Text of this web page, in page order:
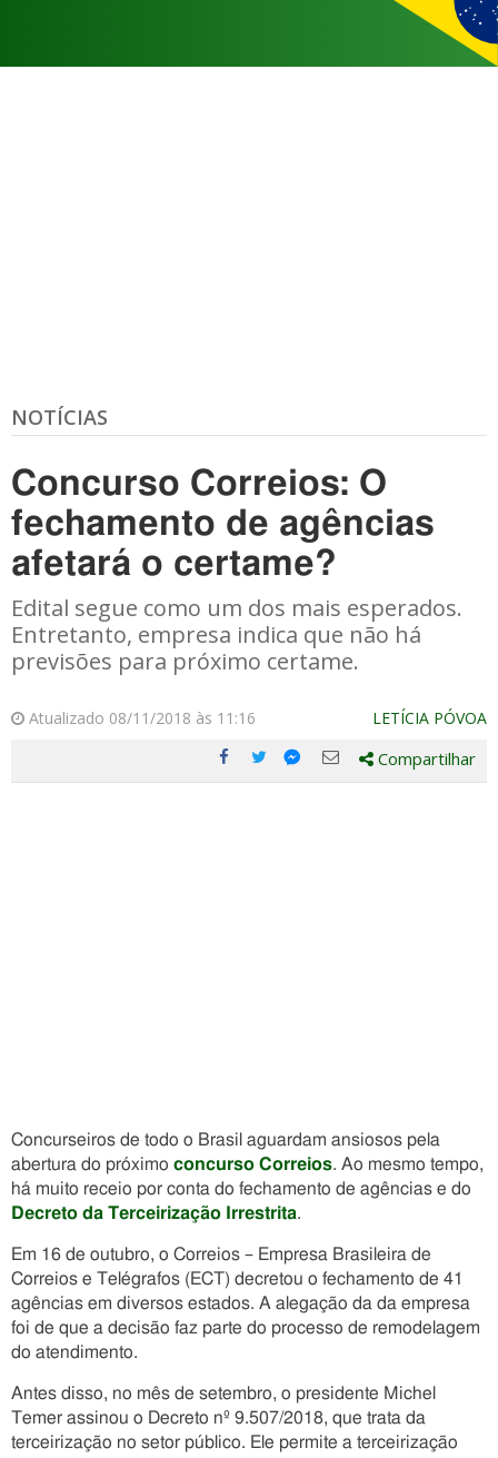
NOTÍCIAS
Concurso Correios: O
fechamento de agências
afetará o certame?
Edital segue como um dos mais esperados.
Entretanto, empresa indica que não há
previsões para próximo certame.
Atualizado 08/11/2018 às 11:16 LETÍCIA PÓVOA
Compartilhe
Compartilhe
Compartilhe
Compartilhe
Compartilhar
Concurseiros de todo o Brasil aguardam ansiosos pela
abertura do próximo concurso Correios. Ao mesmo tempo,
há muito receio por conta do fechamento de agências e do
Decreto da Terceirização Irrestrita.
Em 16 de outubro, o Correios – Empresa Brasileira de
Correios e Telégrafos (ECT) decretou o fechamento de 41
agências em diversos estados. A alegação da da empresa
foi de que a decisão faz parte do processo de remodelagem
do atendimento.
Antes disso, no mês de setembro, o presidente Michel
Temer assinou o Decreto nº 9.507/2018, que trata da
terceirização no setor público. Ele permite a terceirização